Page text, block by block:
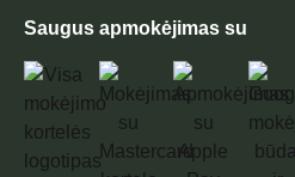
Saugus apmokėjimas su